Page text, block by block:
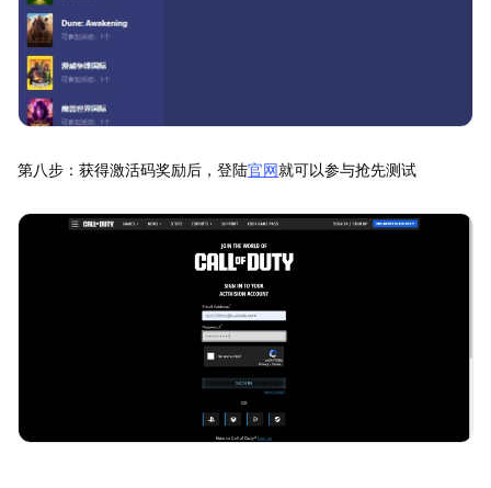
第八步：获得激活码奖励后，登陆官网就可以参与抢先测试